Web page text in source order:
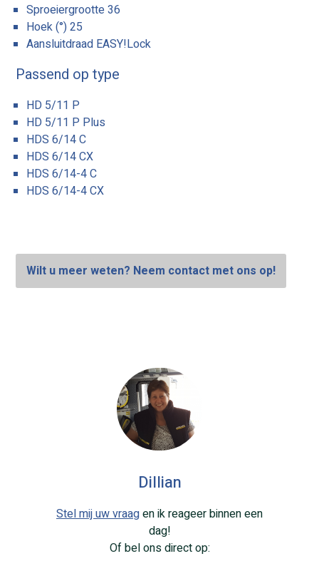
Sproeiergrootte 36
Hoek (°) 25
Aansluitdraad EASY!Lock
Passend op type
HD 5/11 P
HD 5/11 P Plus
HDS 6/14 C
HDS 6/14 CX
HDS 6/14-4 C
HDS 6/14-4 CX
Wilt u meer weten? Neem contact met ons op!
Dillian
Stel mij uw vraagen ik reageer binnen een
dag!
Of bel ons direct op: